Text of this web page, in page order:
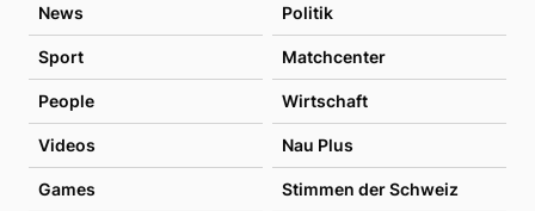
News Politik
Sport Matchcenter
People Wirtschaft
Videos Nau Plus
Games Stimmen der Schweiz